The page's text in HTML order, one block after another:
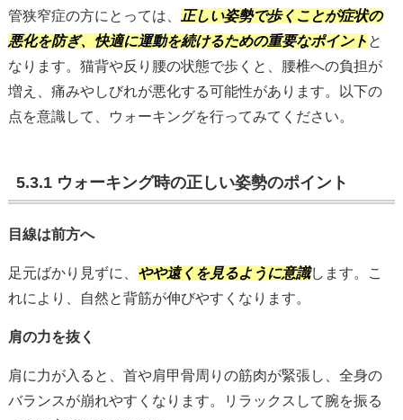
管狭窄症の方にとっては、
正しい姿勢で歩くことが症状の
悪化を防ぎ、快適に運動を続けるための重要なポイント と
なります。猫背や反り腰の状態で歩くと、腰椎への負担が
増え、痛みやしびれが悪化する可能性があります。以下の
点を意識して、ウォーキングを行ってみてください。
5.3.1 ウォーキング時の正しい姿勢のポイント
目線は前方へ
足元ばかり見ずに、 やや遠くを見るように意識します。こ
れにより、自然と背筋が伸びやすくなります。
肩の力を抜く
肩に力が入ると、首や肩甲骨周りの筋肉が緊張し、全身の
バランスが崩れやすくなります。リラックスして腕を振る